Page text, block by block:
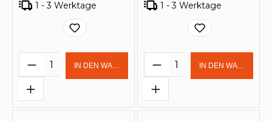
1 - 3 Werktage
Produkt Anzahl: Gib den
IN DEN WARENKORB
1 - 3 Werktage
Produkt Anzahl:
IN DEN